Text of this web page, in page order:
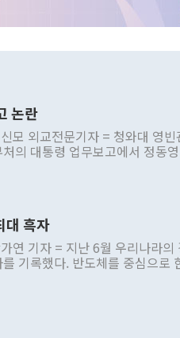
논란
모 외교전문기자 = 청와대 영빈
의 대통령 업무보고에서 정동
조율을 거치지 않은 사안을 정
한 비현실적 구상'이라는 비판을
발언이 물의를 빚은 적은 여러
적으로 부정적 입장을 표명한
근법과 월권을 제어해야 한다는
대 흑자
연 기자 = 지난 6월 우리나라의
기록했다. 반도체를 중심으로